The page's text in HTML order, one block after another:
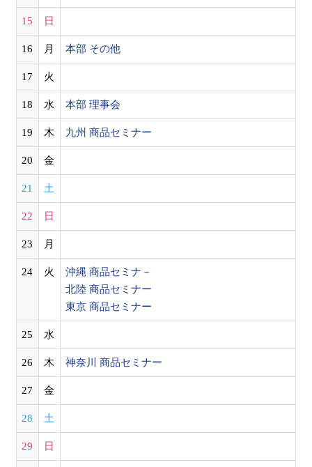
15 日
16 月 本部 その他
17 火
18 水 本部 理事会
19 木 九州 商品セミナー
20 金
21 土
22 日
23 月
24 火
沖縄 商品セミナ－
北陸 商品セミナー
東京 商品セミナー
25 水
26 木 神奈川 商品セミナー
27 金
28 土
29 日